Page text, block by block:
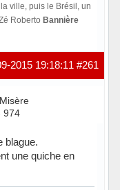
ville, puis le Brésil, un
Roberto Bannière
#261
2015 19:18:11
974
blague.
une quiche en